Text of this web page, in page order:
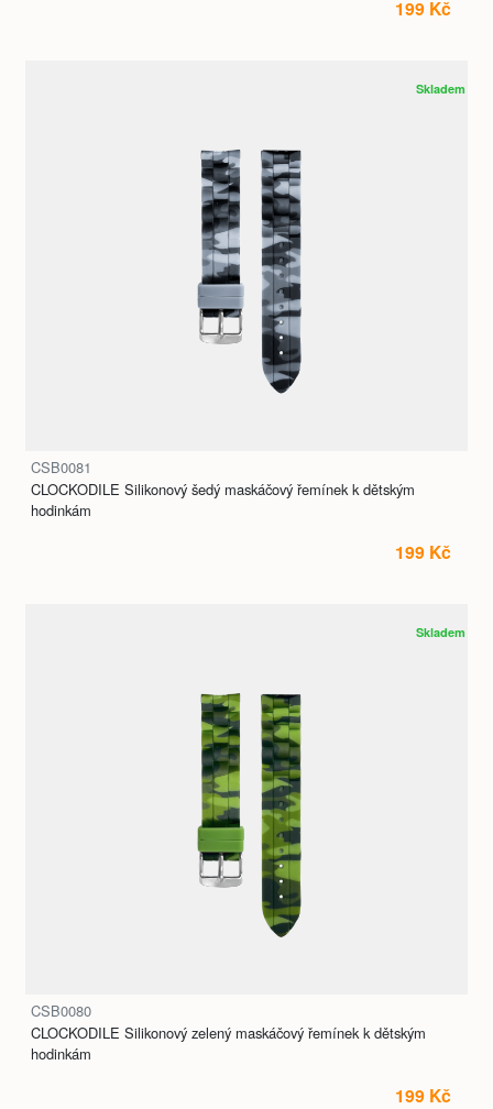
199 Kč
Skladem
CSB0081
CLOCKODILE Silikonový šedý maskáčový řemínek k dětským
hodinkám
199 Kč
Skladem
CSB0080
CLOCKODILE Silikonový zelený maskáčový řemínek k dětským
hodinkám
199 Kč